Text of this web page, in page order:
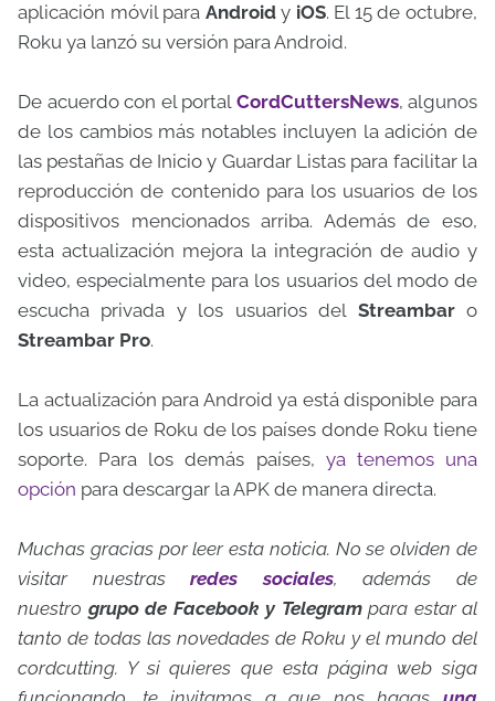
aplicación móvil para Androidy iOS. El 15 de octubre,
Roku ya lanzó su versión para Android.
De acuerdo con el portal CordCuttersNews, algunos
de los cambios más notables incluyen la adición de
las pestañas de Inicio y Guardar Listas para facilitar la
reproducción de contenido para los usuarios de los
dispositivos mencionados arriba. Además de eso,
esta actualización mejora la integración de audio y
video, especialmente para los usuarios del modo de
escucha privada y los usuarios del Streambaro
Streambar Pro.
La actualización para Android ya está disponible para
los usuarios de Roku de los países donde Roku tiene
soporte. Para los demás países, ya tenemos una
opción para descargar la APK de manera directa.
Muchas gracias por leer esta noticia. No se olviden de
visitar nuestrasredes sociales, además de
nuestro grupo de Facebook y Telegrampara estar al
tanto de todas las novedades de Roku y el mundo del
cordcutting. Y si quieres que esta página web siga